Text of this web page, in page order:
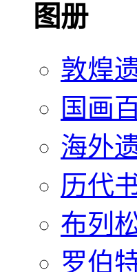
图册
敦煌
国画
海外
历代
布列
罗伯